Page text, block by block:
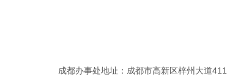
成都办事处地址：成都市高新区梓州大道